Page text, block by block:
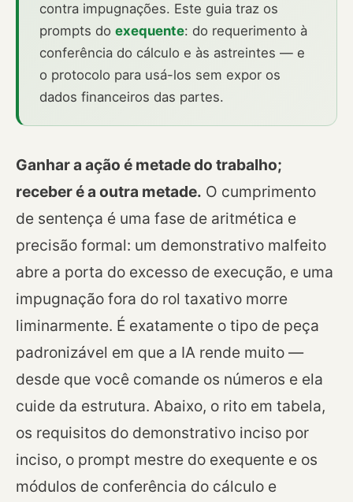
contra impugnações. Este guia traz os
prompts do exequente: do requerimento à
conferência do cálculo e às astreintes — e
o protocolo para usá-los sem expor os
dados financeiros das partes.
Ganhar a ação é metade do trabalho;
receber é a outra metade. O cumprimento
de sentença é uma fase de aritmética e
precisão formal: um demonstrativo malfeito
abre a porta do excesso de execução, e uma
impugnação fora do rol taxativo morre
liminarmente. É exatamente o tipo de peça
padronizável em que a IA rende muito —
desde que você comande os números e ela
cuide da estrutura. Abaixo, o rito em tabela,
os requisitos do demonstrativo inciso por
inciso, o prompt mestre do exequente e os
módulos de conferência do cálculo e